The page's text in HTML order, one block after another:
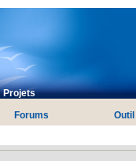
Projets
Forums